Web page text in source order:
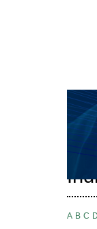
CAPA
Capa
A B C D